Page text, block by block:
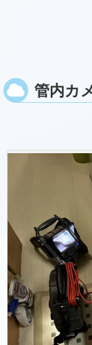
管内カ